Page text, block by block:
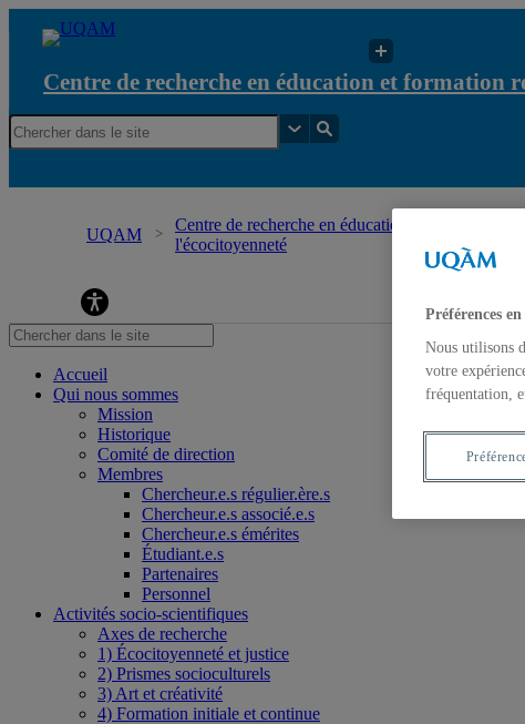
Centre de recherche en éducation et formation
UQAM
Centre de recherche en éducation et formation
l'écocitoyenneté
Accueil
Qui nous sommes
Mission
Historique
Comité de direction
Membres
Chercheur.e.s régulier.ère.s
Chercheur.e.s associé.e.s
Chercheur.e.s émérites
Étudiant.e.s
Partenaires
Personnel
Activités socio-scientifiques
Axes de recherche
1) Écocitoyenneté et justice
2) Prismes socioculturels
3) Art et créativité
4) Formation initiale et continue
Préférences
Nous utilisons
votre
fréquentation,